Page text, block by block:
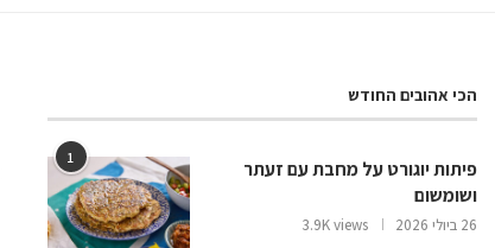
הכי אהובים החודש
1
פיתות יוגורט על מחבת עם זעתר
ושומשום
26 ביולי 2026 3.9K views